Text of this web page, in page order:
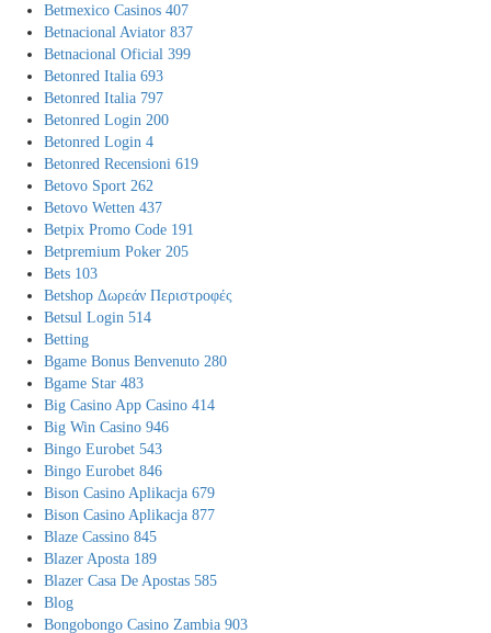
Betmexico Casinos 407
Betnacional Aviator 837
Betnacional Oficial 399
Betonred Italia 693
Betonred Italia 797
Betonred Login 200
Betonred Login 4
Betonred Recensioni 619
Betovo Sport 262
Betovo Wetten 437
Betpix Promo Code 191
Betpremium Poker 205
Bets 103
Betshop Δωρεάν Περιστροφές
Betsul Login 514
Betting
Bgame Bonus Benvenuto 280
Bgame Star 483
Big Casino App Casino 414
Big Win Casino 946
Bingo Eurobet 543
Bingo Eurobet 846
Bison Casino Aplikacja 679
Bison Casino Aplikacja 877
Blaze Cassino 845
Blazer Aposta 189
Blazer Casa De Apostas 585
Blog
Bongobongo Casino Zambia 903